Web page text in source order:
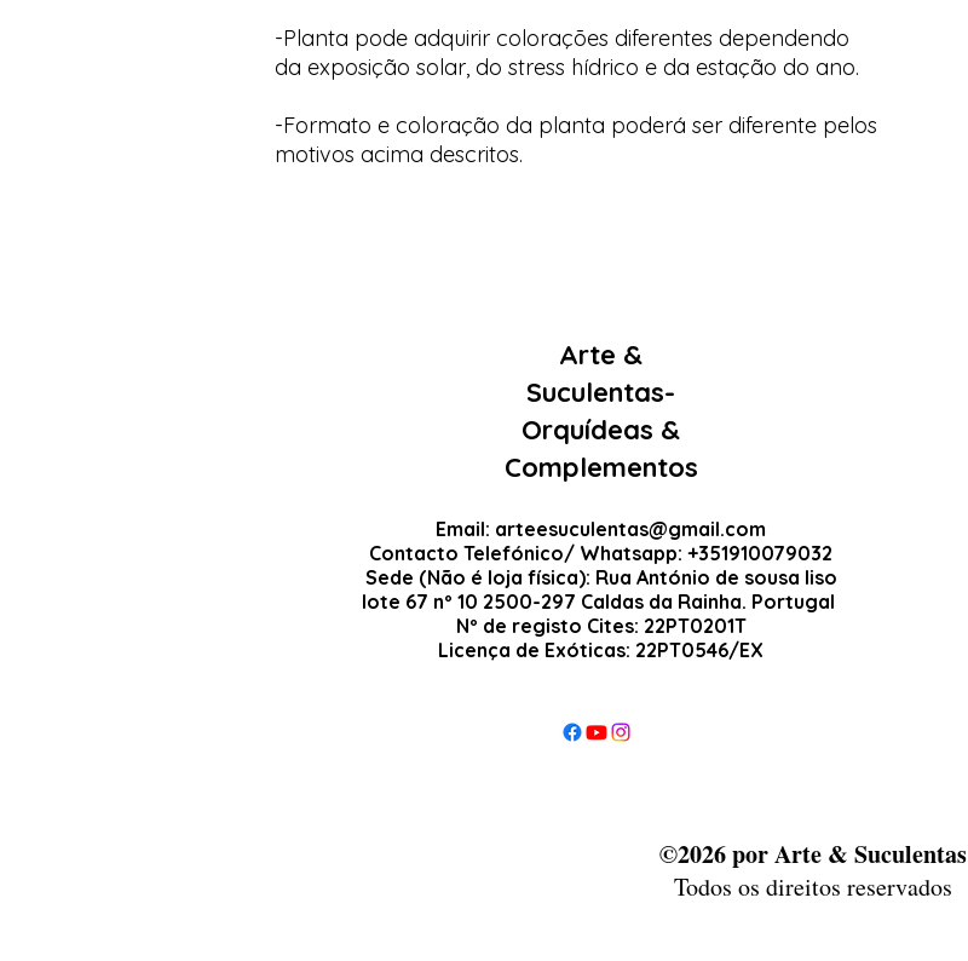
-Planta pode adquirir colorações diferentes dependendo
da exposição solar, do stress hídrico e da estação do ano.
-Formato e coloração da planta poderá ser diferente pelos
motivos acima descritos.
Arte &
Suculentas-
Orquídeas &
Complementos
Email: arteesuculentas@gmail.com
Contacto Telefónico/ Whatsapp: +351910079032
Sede (Não é loja física): Rua António de sousa liso
lote 67 nº 10 2500-297 Caldas da Rainha. Portugal
Nº de registo Cites: 22PT0201T
Licença de Exóticas: 22PT0546/EX
©2026 por Arte & Suculentas
Todos os direitos reservados